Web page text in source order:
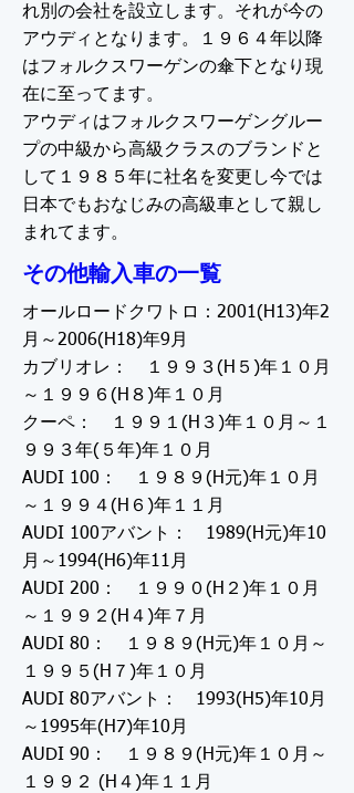
れ別の会社を設立します。それが今の
アウディとなります。１９６４年以降
はフォルクスワーゲンの傘下となり現
在に至ってます。
アウディはフォルクスワーゲングルー
プの中級から高級クラスのブランドと
して１９８５年に社名を変更し今では
日本でもおなじみの高級車として親し
まれてます。
その他輸入車の一覧
オールロードクワトロ：2001(H13)年2
月～2006(H18)年9月
カブリオレ： １９９３(H５)年１０月
～１９９６(H８)年１０月
クーペ： １９９１(H３)年１０月～１
９９３年(５年)年１０月
AUDI 100： １９８９(H元)年１０月
～１９９４(H６)年１１月
AUDI 100アバント： 1989(H元)年10
月～1994(H6)年11月
AUDI 200： １９９０(H２)年１０月
～１９９２(H４)年７月
AUDI 80： １９８９(H元)年１０月～
１９９５(H７)年１０月
AUDI 80アバント： 1993(H5)年10月
～1995年(H7)年10月
AUDI 90： １９８９(H元)年１０月～
１９９２ (H４)年１１月